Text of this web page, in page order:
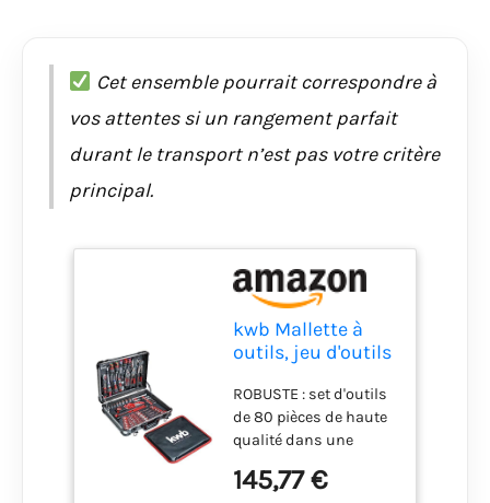
Cet ensemble pourrait correspondre à
vos attentes si un rangement parfait
durant le transport n’est pas votre critère
principal.
kwb Mallette à
outils, jeu d'outils
aluminium
robuste,
verrouillable,
rembourrée avec
des inserts
ROBUSTE : set d'outils
de 80 pièces de haute
qualité dans une
verrouillable. Mallette
145,77 €